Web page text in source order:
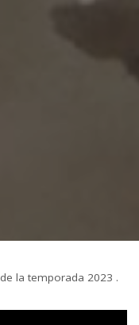
de la temporada 2023 .